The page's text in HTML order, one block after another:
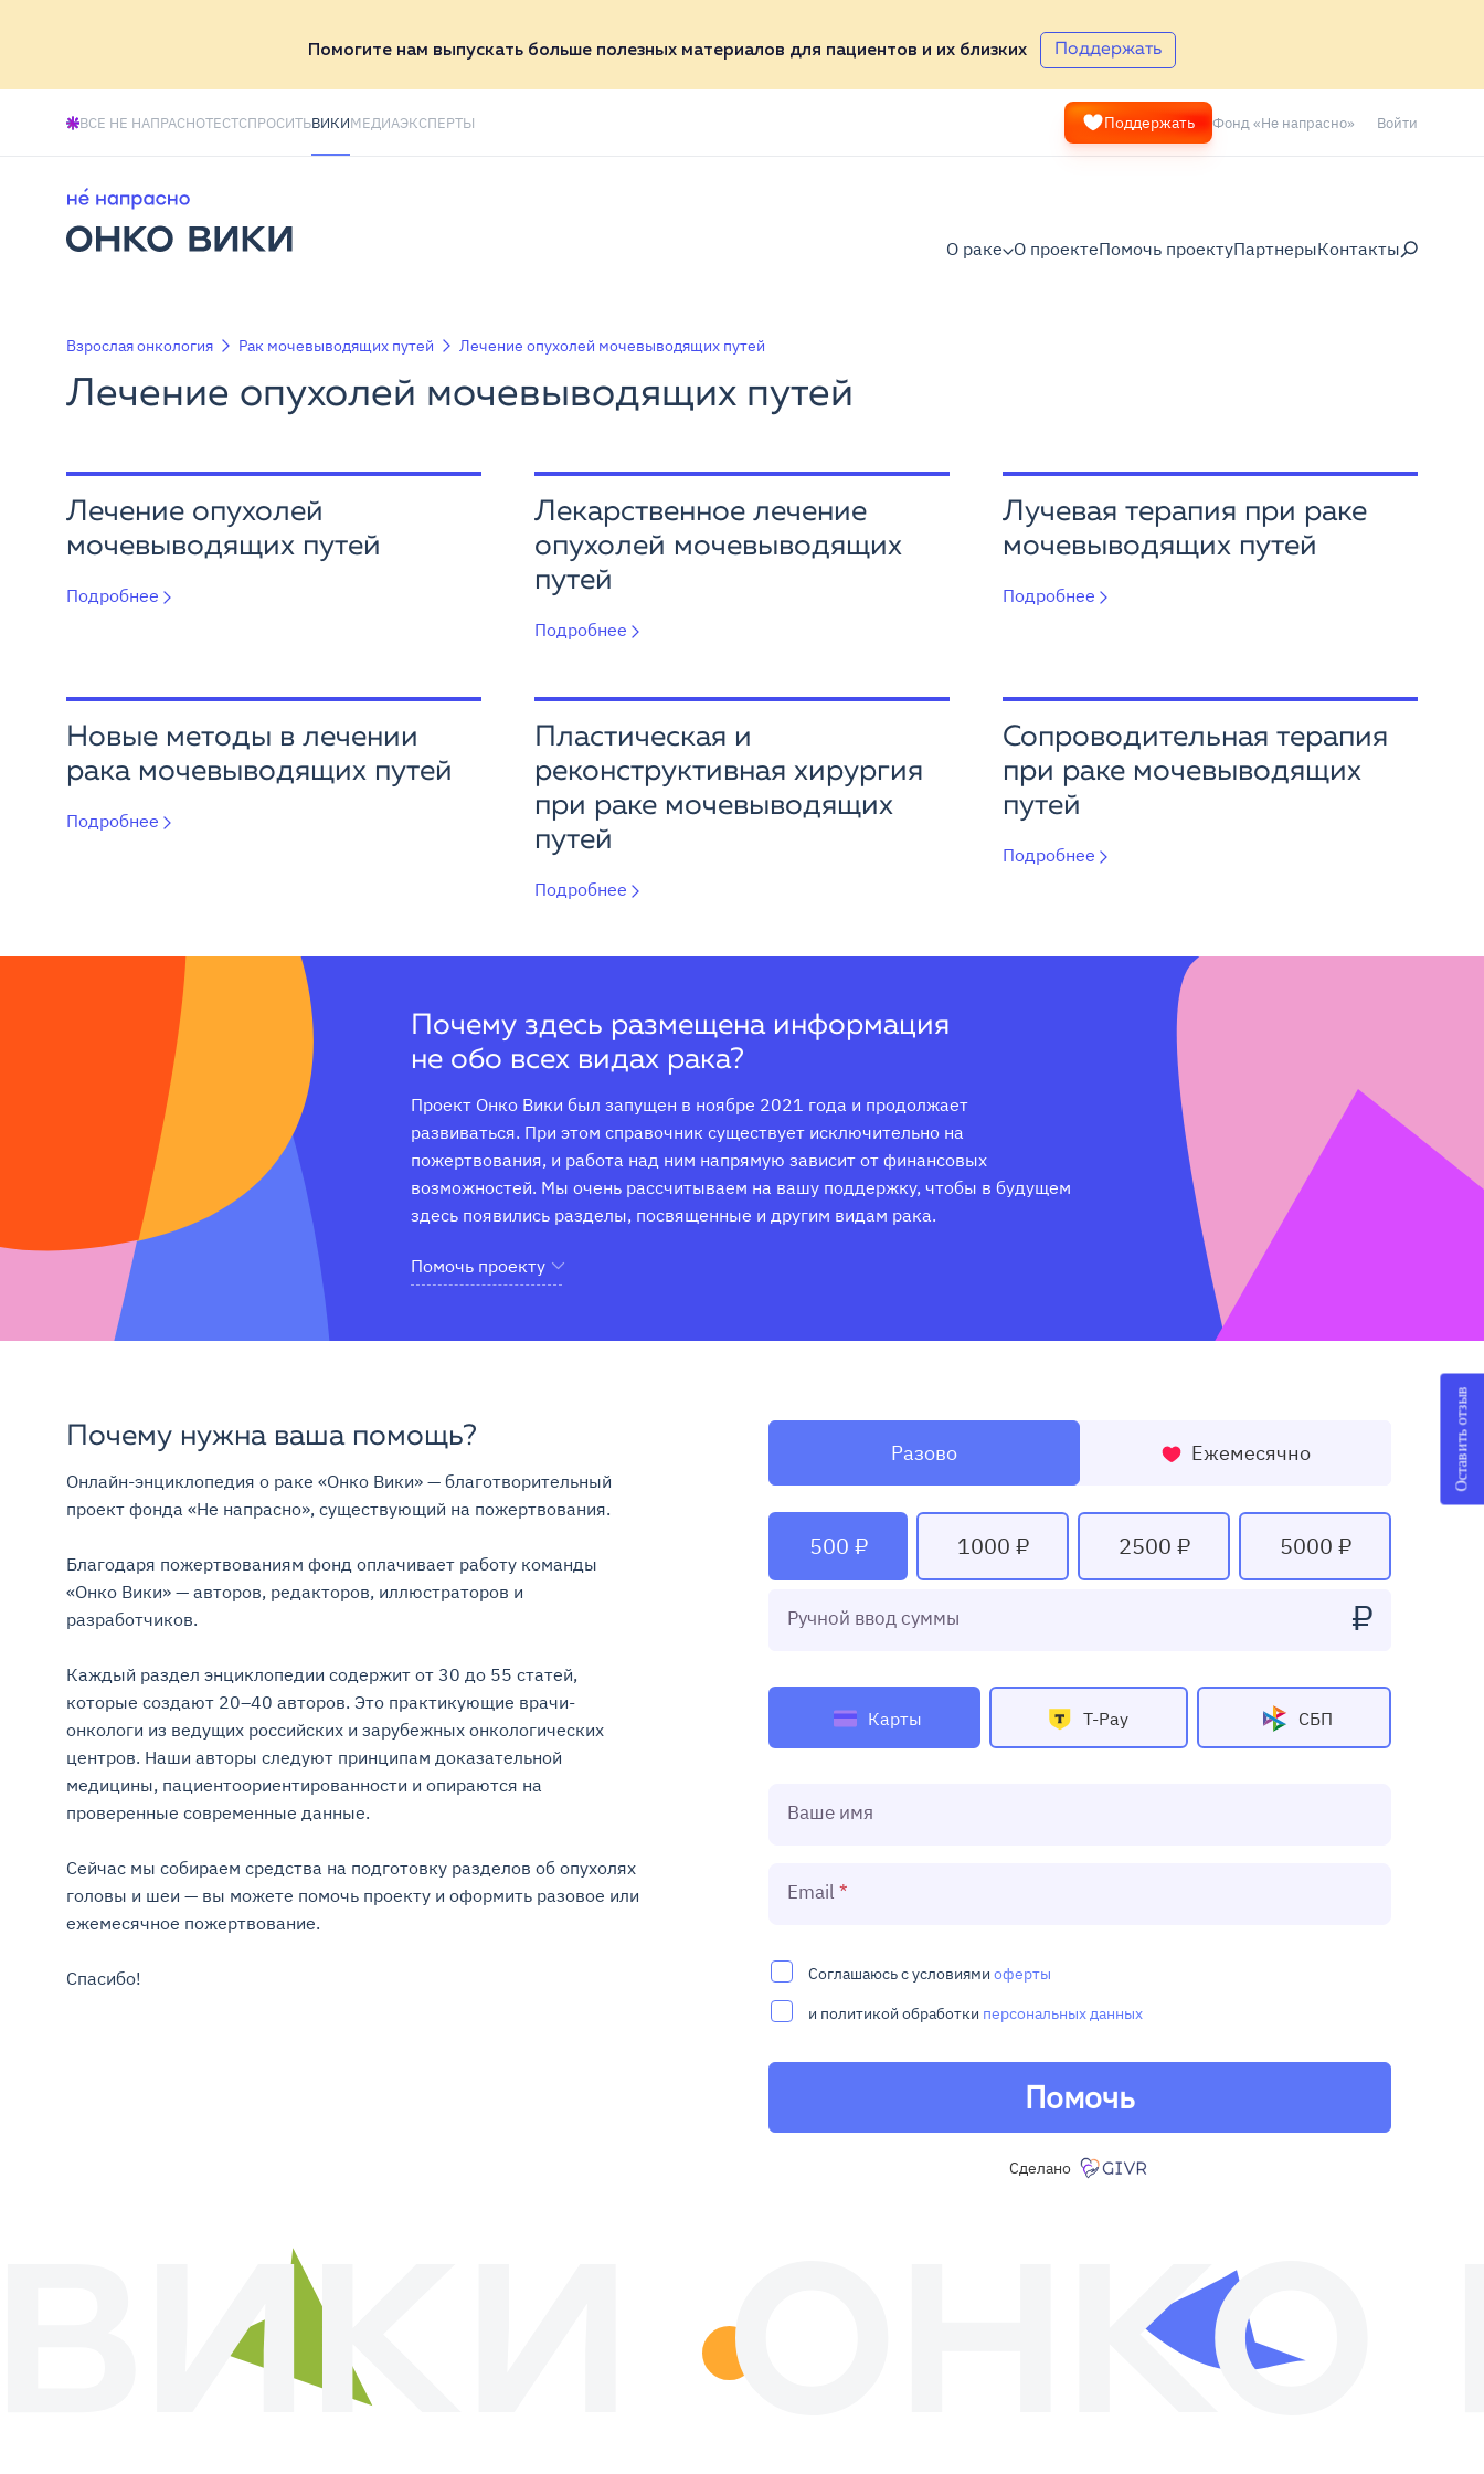
Помогите нам выпускать больше полезных материалов для пациентов и их близких Поддержать
ВСЕ НЕ НАПРАСНОТЕСТСПРОСИТЬВИКИМЕДИАЭКСПЕРТЫ Поддержать Фонд «Не напрасно» Войти
О раке О проектеПомочь проектуПартнерыКонтакты
Взрослая онкология Рак мочевыводящих путей Лечение опухолей мочевыводящих путей
Лечение опухолей мочевыводящих путей
Лечение опухолей
мочевыводящих путей
Подробнее
Лекарственное лечение
опухолей мочевыводящих
путей
Подробнее
Лучевая терапия при раке
мочевыводящих путей
Подробнее
Новые методы в лечении
рака мочевыводящих путей
Подробнее
Пластическая и
реконструктивная хирургия
при раке мочевыводящих
путей
Подробнее
Сопроводительная терапия
при раке мочевыводящих
путей
Подробнее
Почему здесь размещена информация
не обо всех видах рака?
Проект Онко Вики был запущен в ноябре 2021 года и продолжает
развиваться. При этом справочник существует исключительно на
пожертвования, и работа над ним напрямую зависит от финансовых
возможностей. Мы очень рассчитываем на вашу поддержку, чтобы в будущем
здесь появились разделы, посвященные и другим видам рака.
Помочь проекту
Почему нужна ваша помощь?
Онлайн-энциклопедия о раке «Онко Вики» — благотворительный
проект фонда «Не напрасно», существующий на пожертвования.
Благодаря пожертвованиям фонд оплачивает работу команды
«Онко Вики» — авторов, редакторов, иллюстраторов и
разработчиков.
Каждый раздел энциклопедии содержит от 30 до 55 статей,
которые создают 20–40 авторов. Это практикующие врачи-
онкологи из ведущих российских и зарубежных онкологических
центров. Наши авторы следуют принципам доказательной
медицины, пациентоориентированности и опираются на
проверенные современные данные.
Сейчас мы собираем средства на подготовку разделов об опухолях
головы и шеи — вы можете помочь проекту и оформить разовое или
ежемесячное пожертвование.
Спасибо!
Разово Ежемесячно
500 ₽ 1000 ₽ 2500 ₽ 5000 ₽
Ручной ввод суммы ₽
Карты T-Pay СБП
Ваше имя
Email
Соглашаюсь с условиями оферты
и политикой обработки персональных данных
Помочь
Сделано
Оставить отзыв